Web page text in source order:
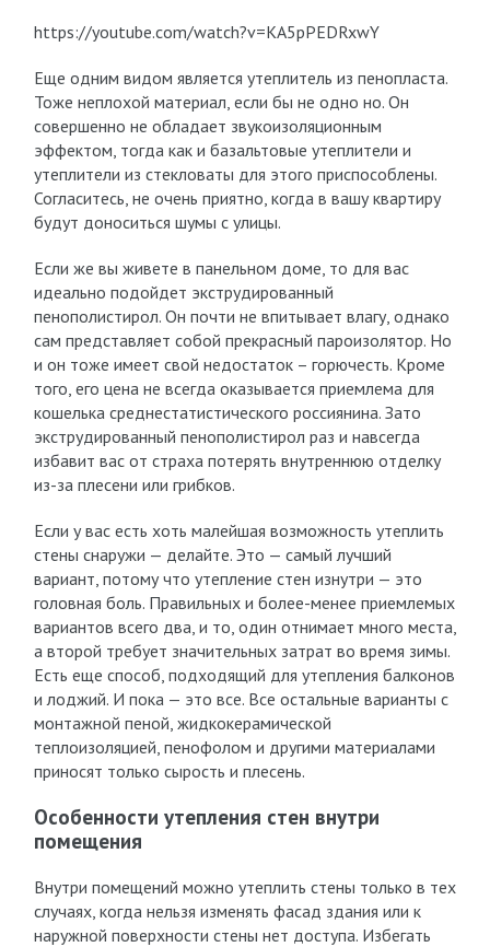
https://youtube.com/watch?v=KA5pPEDRxwY
Еще одним видом является утеплитель из пенопласта.
Тоже неплохой материал, если бы не одно но. Он
совершенно не обладает звукоизоляционным
эффектом, тогда как и базальтовые утеплители и
утеплители из стекловаты для этого приспособлены.
Согласитесь, не очень приятно, когда в вашу квартиру
будут доноситься шумы с улицы.
Если же вы живете в панельном доме, то для вас
идеально подойдет экструдированный
пенополистирол. Он почти не впитывает влагу, однако
сам представляет собой прекрасный пароизолятор. Но
и он тоже имеет свой недостаток – горючесть. Кроме
того, его цена не всегда оказывается приемлема для
кошелька среднестатистического россиянина. Зато
экструдированный пенополистирол раз и навсегда
избавит вас от страха потерять внутреннюю отделку
из-за плесени или грибков.
Если у вас есть хоть малейшая возможность утеплить
стены снаружи — делайте. Это — самый лучший
вариант, потому что утепление стен изнутри — это
головная боль. Правильных и более-менее приемлемых
вариантов всего два, и то, один отнимает много места,
а второй требует значительных затрат во время зимы.
Есть еще способ, подходящий для утепления балконов
и лоджий. И пока — это все. Все остальные варианты с
монтажной пеной, жидкокерамической
теплоизоляцией, пенофолом и другими материалами
приносят только сырость и плесень.
Особенности утепления стен внутри
помещения
Внутри помещений можно утеплить стены только в тех
случаях, когда нельзя изменять фасад здания или к
наружной поверхности стены нет доступа. Избегать